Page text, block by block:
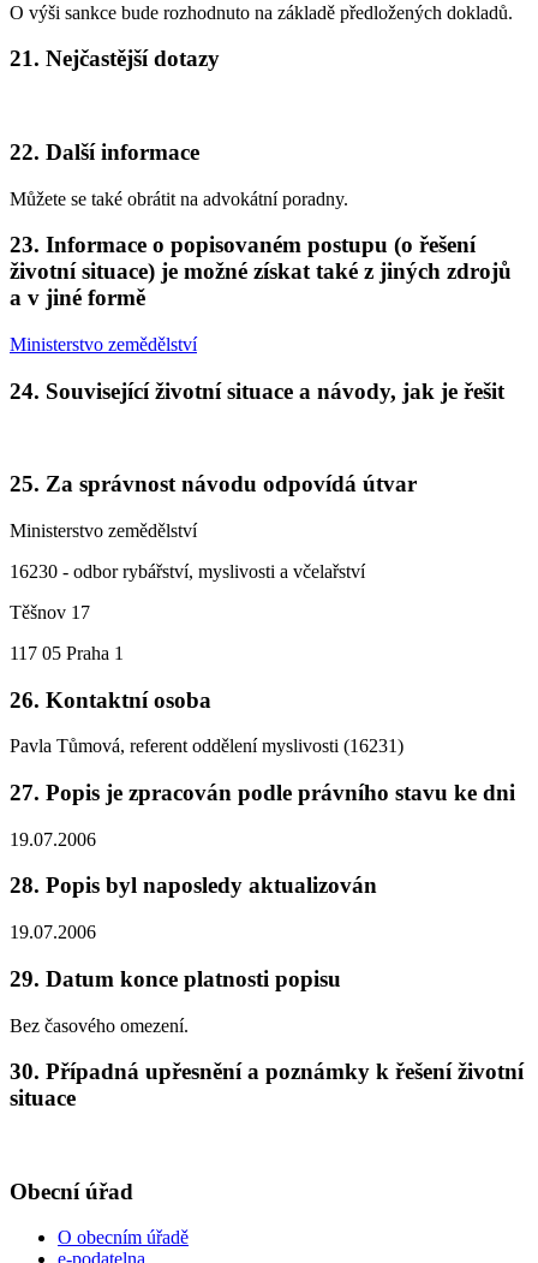
O výši sankce bude rozhodnuto na základě předložených dokladů.
21. Nejčastější dotazy
22. Další informace
Můžete se také obrátit na advokátní poradny.
23. Informace o popisovaném postupu (o řešení
životní situace) je možné získat také z jiných zdrojů
a v jiné formě
Ministerstvo zemědělství
24. Související životní situace a návody, jak je řešit
25. Za správnost návodu odpovídá útvar
Ministerstvo zemědělství
16230 - odbor rybářství, myslivosti a včelařství
Těšnov 17
117 05 Praha 1
26. Kontaktní osoba
Pavla Tůmová, referent oddělení myslivosti (16231)
27. Popis je zpracován podle právního stavu ke dni
19.07.2006
28. Popis byl naposledy aktualizován
19.07.2006
29. Datum konce platnosti popisu
Bez časového omezení.
30. Případná upřesnění a poznámky k řešení životní
situace
Obecní úřad
O obecním úřadě